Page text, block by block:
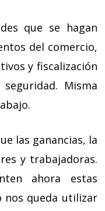
que se hagan
del comercio,
y fiscalización
Misma
las ganancias, la
y trabajadoras.
ahora estas
nos queda utilizar